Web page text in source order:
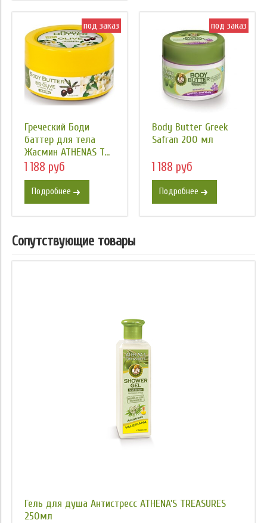
под заказ
Греческий Боди
баттер для тела
Жасмин ATHENAS T...
1 188 руб
Подробнее
под заказ
Body Butter Greek
Safran 200 мл
1 188 руб
Подробнее
Сопутствующие товары
Гель для душа Антистресс ATHENA'S TREASURES
250мл